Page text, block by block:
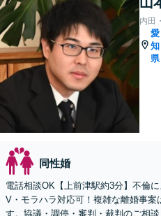
内田
愛
知
県
同性婚
電話相談OK【上前津駅約3分】不倫
V・モラハラ対応可！複雑な離婚事案
す。協議・調停・審判・裁判のご相